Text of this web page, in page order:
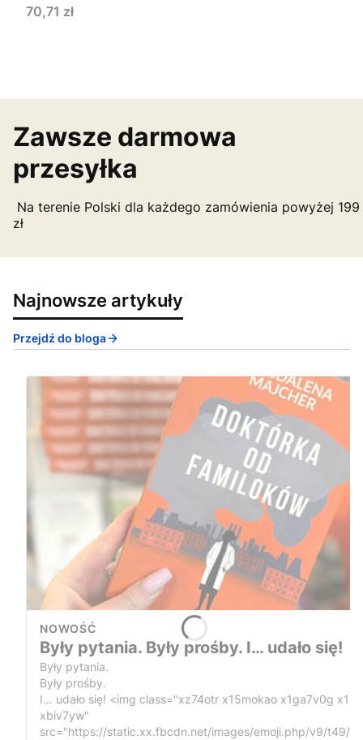
Cena
70,71 zł
Zawsze darmowa
przesyłka
Na terenie Polski dla każdego zamówienia powyżej 199
zł
Najnowsze artykuły
Przejdź do bloga
NOWOŚĆ
Były pytania. Były prośby. I… udało się!
Były pytania.
Były prośby.
I… udało się! <img class="xz74otr x15mokao x1ga7v0g
xbiv7yw"
src="https://static.xx.fbcdn.net/images/emoji.php/v9/t49/1/